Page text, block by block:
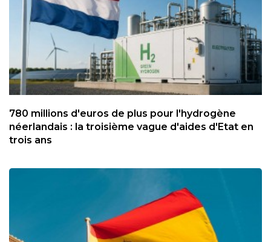
780 millions d'euros de plus pour l'hydrogène
néerlandais : la troisième vague d'aides d'Etat en
trois ans